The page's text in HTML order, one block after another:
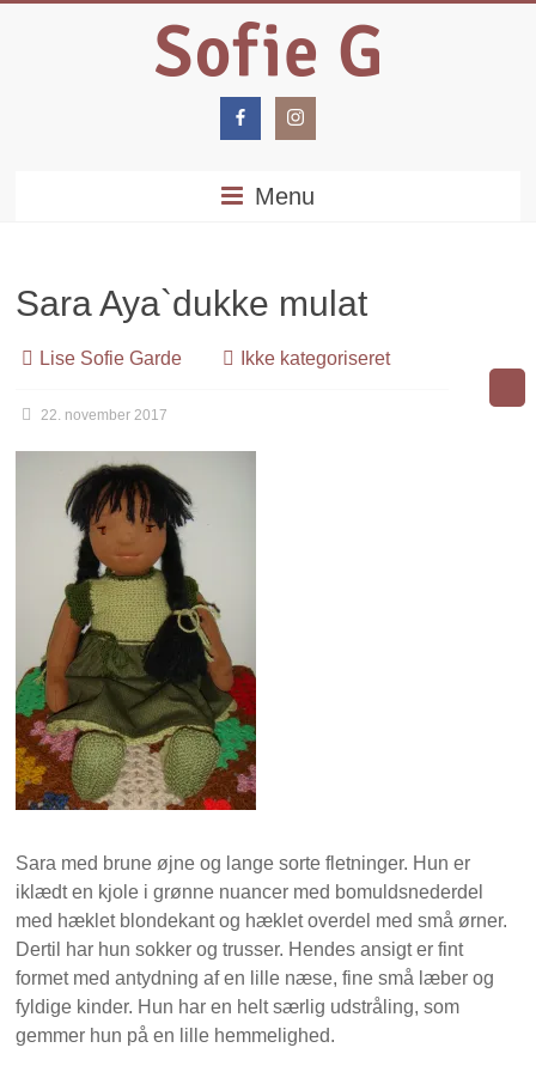
Menu
Sara Aya`dukke mulat
Lise Sofie Garde Ikke kategoriseret
22. november 2017
Sara med brune øjne og lange sorte fletninger. Hun er
iklædt en kjole i grønne nuancer med bomuldsnederdel
med hæklet blondekant og hæklet overdel med små ørner.
Dertil har hun sokker og trusser. Hendes ansigt er fint
formet med antydning af en lille næse, fine små læber og
fyldige kinder. Hun har en helt særlig udstråling, som
gemmer hun på en lille hemmelighed.